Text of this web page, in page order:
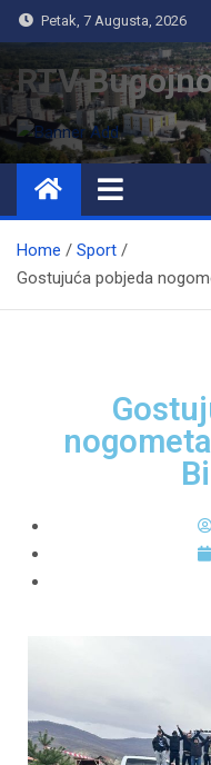
Petak, 7 Augusta, 2026
RTV
Home
Sport
Gostujuća pobjeda